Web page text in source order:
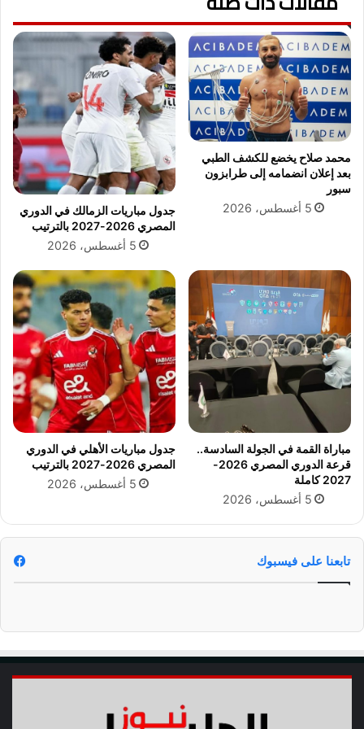
ز
ة
خ
ل
ا
ل
6
0
ي
و
مً
ن
ت
ر
ن
ت
ش
ل
ك
ا
ع
د
ر
ي
ق
س
ن
ر
ل
ر
م
ي
س
محمد صلاح يخضع للكشف الطبي
بعد إعلان انضمامه إلى طرابزون
سبور
5 أغسطس، 2026
جدول مباريات الزمالك في الدوري
المصري 2026-2027 بالترتيب
5 أغسطس، 2026
مباراة القمة في الجولة السادسة..
قرعة الدوري المصري 2026-
2027 كاملة
5 أغسطس، 2026
جدول مباريات الأهلي في الدوري
المصري 2026-2027 بالترتيب
5 أغسطس، 2026
تابعنا على فيسبوك